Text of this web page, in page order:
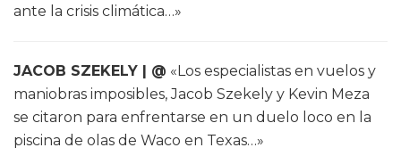
ante la crisis climática…»
JACOB SZEKELY | @ «Los especialistas en vuelos y
maniobras imposibles, Jacob Szekely y Kevin Meza
se citaron para enfrentarse en un duelo loco en la
piscina de olas de Waco en Texas…»